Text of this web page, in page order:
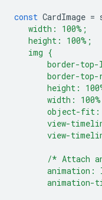
const CardImage =
   width: 100%;
   height: 100%;
   img {
border-
border-
height:
width:
object-fit:
view-
view-
/* Attach
animation:
animation-